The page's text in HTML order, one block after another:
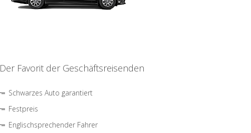
Der Favorit der Geschäftsreisenden
Schwarzes Auto garantiert
Festpreis
Englischsprechender Fahrer